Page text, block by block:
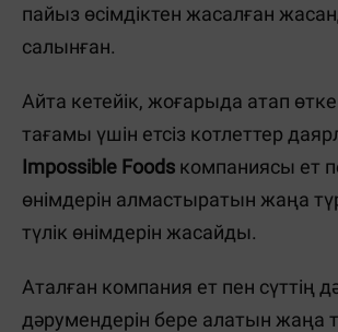
пайыз өсімдіктен жасалған
салынған.
Айта кетейік, жоғарыда атап
тағамы үшін етсіз котлеттер
Impossible Foods компаниясы ет
өнімдерін алмастыратын жаңа
түлік өнімдерін жасайды.
Аталған компания ет пен сүттің
дәрумендерін бере алатын жаңа